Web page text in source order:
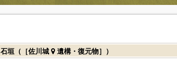
石垣（［佐川城 遺構・復元物］）